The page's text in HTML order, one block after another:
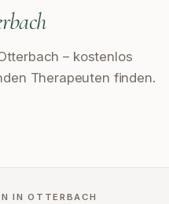
– kostenlos
Therapeuten finden.
INOTTERBACH